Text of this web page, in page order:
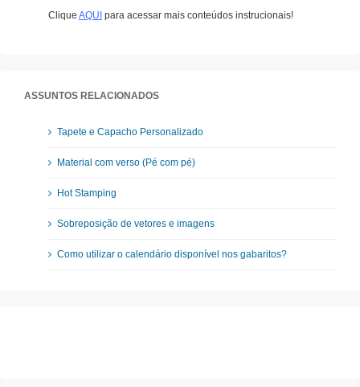
Clique AQUI para acessar mais conteúdos instrucionais!
ASSUNTOS RELACIONADOS
Tapete e Capacho Personalizado
Material com verso (Pé com pé)
Hot Stamping
Sobreposição de vetores e imagens
Como utilizar o calendário disponível nos gabaritos?